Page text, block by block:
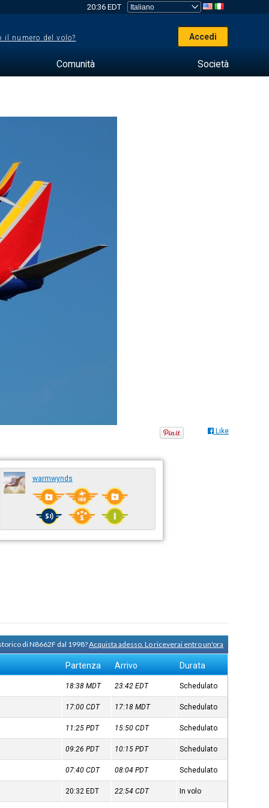
20:36 EDT
il numero del volo? Accedi
Comunità Società
Like
warmwynds
di N8662F dal 1998?Acquista adesso. Lo riceverai entro un'ora
Partenza Arrivo Durata
18:38MDT 23:42EDT Schedulato
17:00CDT 17:18MDT Schedulato
11:25PDT 15:50CDT Schedulato
09:26PDT 10:15PDT Schedulato
07:40CDT 08:04PDT Schedulato
20:32 EDT 22:54CDT In volo